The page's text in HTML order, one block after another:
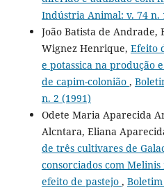
Indústria Animal: v. 74 n.
João Batista de
Wignez Henrique, Efeito
e potassica na produção
de capim-colonião ,
n. 2 (1991)
Odete Maria Aparecida
Alcntara, Eliana
de três cultivares de
consorciados com
efeito de pastejo ,